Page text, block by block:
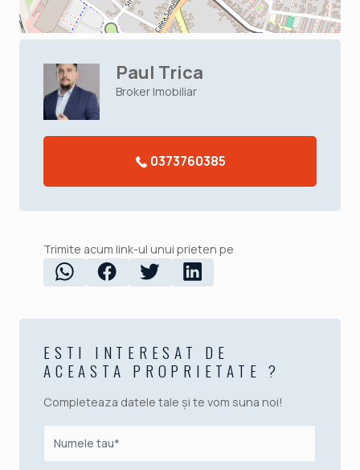
Paul Trica
Broker Imobiliar
0373760385
Trimite acum link-ul unui prieten pe
ESTI INTERESAT DE
ACEASTA PROPRIETATE ?
Completeaza datele tale și te vom suna noi!